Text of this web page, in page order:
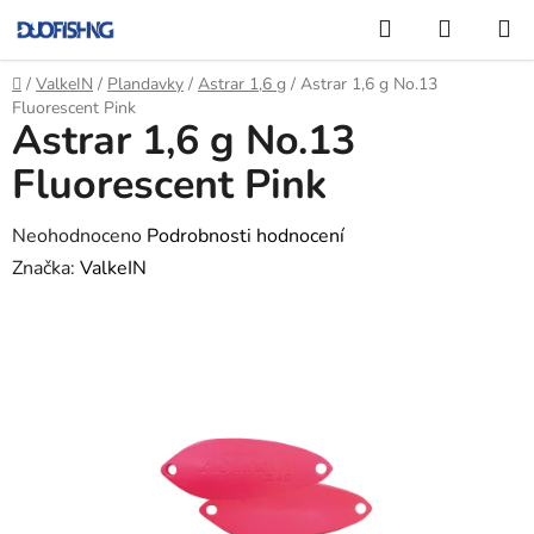
na
obsah
Hledat
KOŠÍK
Domů
/ ValkeIN / Plandavky / Astrar 1,6 g / Astrar 1,6 g No.13
Fluorescent Pink
Astrar 1,6 g No.13
Fluorescent Pink
Průměrné
hodnocení
Neohodnoceno Podrobnosti hodnocení
Značka: ValkeIN